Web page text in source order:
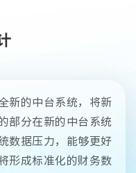
新的中台系统，将新
部分在新的中台系统
数据压力，能够更好
形成标准化的财务数